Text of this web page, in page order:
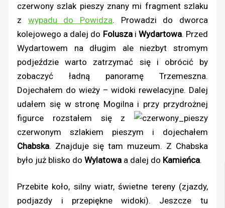
czerwony szlak pieszy znany mi fragment szlaku
z wypadu do Powidza. Prowadzi do dworca
kolejowego a dalej do Foluszai Wydartowa. Przed
Wydartowem na długim ale niezbyt stromym
podjeździe warto zatrzymać się i obrócić by
zobaczyć ładną panoramę Trzemeszna.
Dojechałem do wieży – widoki rewelacyjne. Dalej
udałem się w stronę Mogilna i przy przydrożnej
figurce rozstałem się z
czerwonym szlakiem pieszym i dojechałem
Chabska. Znajduje się tam muzeum. Z Chabska
było już blisko doWylatowa a dalej do Kamieńca.
Przebite koło, silny wiatr, świetne tereny (zjazdy,
podjazdy i przepiękne widoki). Jeszcze tu